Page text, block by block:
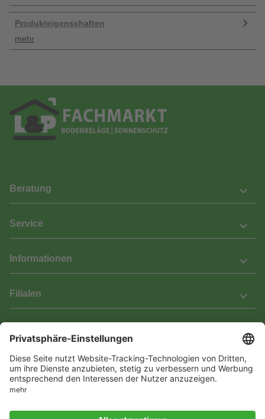
Produkteigenschaften
mehr
Beratung
Service
Informationen
Filialen
Barrierefreiheit
Wir bemühen uns, unsere Website barrierefrei zu gestalten.
Einige Inhalte und Funktionen sind derzeit jedoch noch nicht
vollständig zugänglich. Wenn Sie auf Barrieren stoßen oder Hilfe
benötigen, kontaktieren Sie uns bitte unter service[at]knutzen.de.
Vertrag widerrufen
© 2026 Das Laminat & Parketthaus GmbH